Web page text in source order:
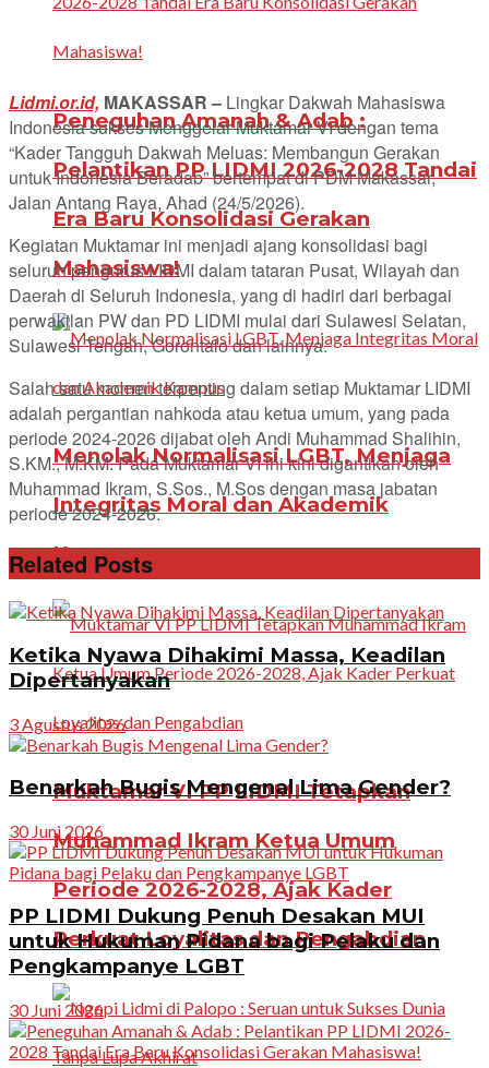
Peneguhan Amanah & Adab :
Pelantikan PP LIDMI 2026-2028 Tandai
Era Baru Konsolidasi Gerakan
Mahasiswa!
Menolak Normalisasi LGBT, Menjaga
Integritas Moral dan Akademik
Kampus
Muktamar VI PP LIDMI Tetapkan
Muhammad Ikram Ketua Umum
Periode 2026-2028, Ajak Kader
Perkuat Loyalitas dan Pengabdian
Lidmi.or.id, MAKASSAR – Lingkar Dakwah Mahasiswa
Indonesia sukses Menggelar Muktamar VI dengan tema
“Kader Tangguh Dakwah Meluas: Membangun Gerakan
untuk Indonesia Beradab” bertempat di PDM Makassar,
Jalan Antang Raya, Ahad (24/5/2026).
Kegiatan Muktamar ini menjadi ajang konsolidasi bagi
seluruh pengurus LIDMI dalam tataran Pusat, Wilayah dan
Daerah di Seluruh Indonesia, yang di hadiri dari berbagai
perwakilan PW dan PD LIDMI mulai dari Sulawesi Selatan,
Sulawesi Tengah, Gorontalo dan lainnya.
Salah satu momen terpenting dalam setiap Muktamar LIDMI
adalah pergantian nahkoda atau ketua umum, yang pada
periode 2024-2026 dijabat oleh Andi Muhammad Shalihin,
S.KM., M.KM. Pada Muktamar VI ini kini digantikan oleh
Muhammad Ikram, S.Sos., M.Sos dengan masa jabatan
periode 2024-2026.
Related Posts
Ketika Nyawa Dihakimi Massa, Keadilan
Dipertanyakan
3 Agustus 2026
Benarkah Bugis Mengenal Lima Gender?
30 Juni 2026
PP LIDMI Dukung Penuh Desakan MUI
untuk Hukuman Pidana bagi Pelaku dan
Pengkampanye LGBT
30 Juni 2026